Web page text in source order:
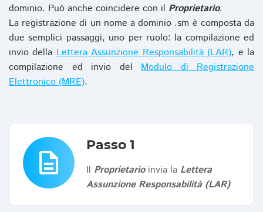
dominio. Può anche coincidere con il Proprietario.
La registrazione di un nome a dominio .sm è composta da
due semplici passaggi, uno per ruolo: la compilazione ed
invio dellaLettera Assunzione Responsabilità (LAR), e la
compilazione ed invio del Modulo di Registrazione
Elettronico (MRE).
description
Passo 1
Il Proprietarioinvia la Lettera
Assunzione Responsabilità (LAR)